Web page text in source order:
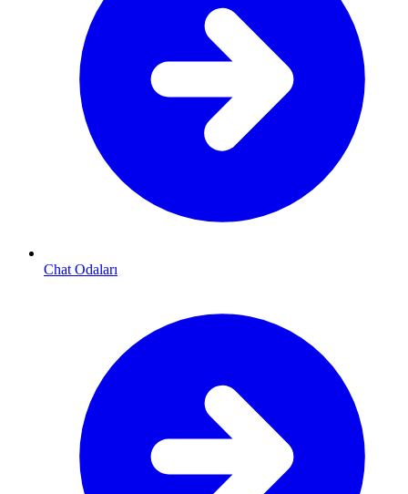
Chat Odaları